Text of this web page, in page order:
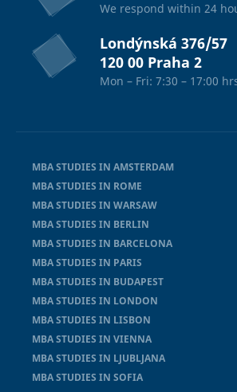
We respond within 24
Londýnská 376/57
120 00 Praha 2
Mon – Fri: 7:30 – 17:00
MBA STUDIES IN AMSTERDAM
MBA STUDIES IN ROME
MBA STUDIES IN WARSAW
MBA STUDIES IN BERLIN
MBA STUDIES IN BARCELONA
MBA STUDIES IN PARIS
MBA STUDIES IN BUDAPEST
MBA STUDIES IN LONDON
MBA STUDIES IN LISBON
MBA STUDIES IN VIENNA
MBA STUDIES IN LJUBLJANA
MBA STUDIES IN SOFIA